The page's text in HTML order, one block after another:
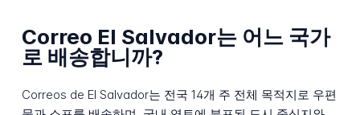
Correo El Salvador는 어느 국가
로 배송합니까?
Correos de El Salvador는 전국 14개 주 전체 목적지로 우편